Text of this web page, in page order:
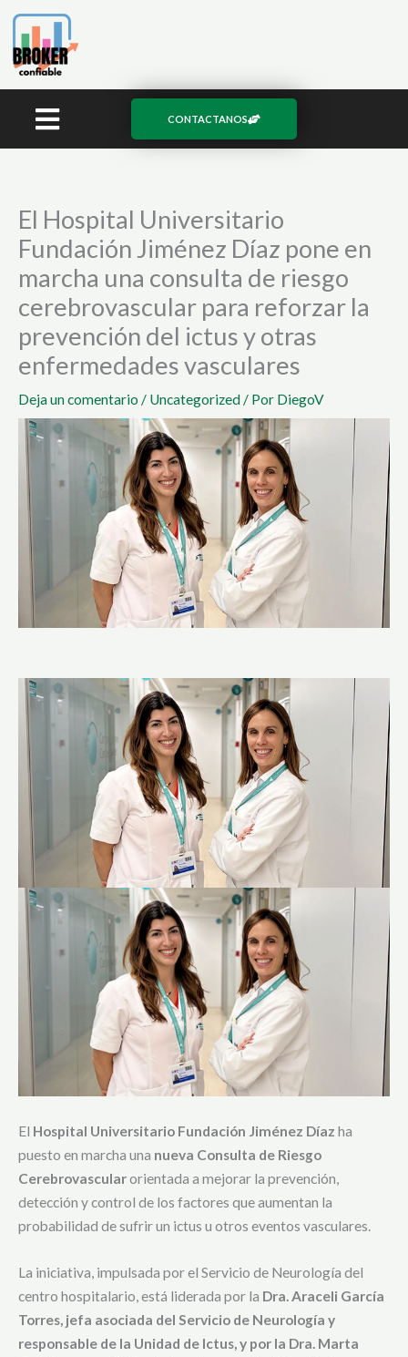
contenido
CONTACTANOS
El Hospital Universitario
Fundación Jiménez Díaz pone en
marcha una consulta de riesgo
cerebrovascular para reforzar la
prevención del ictus y otras
enfermedades vasculares
Deja un comentario / Uncategorized/ Por DiegoV
El Hospital Universitario Fundación Jiménez Díaz ha
puesto en marcha una nueva Consulta de Riesgo
Cerebrovascularorientada a mejorar la prevención,
detección y control de los factores que aumentan la
probabilidad de sufrir un ictus u otros eventos vasculares.
La iniciativa, impulsada por el Servicio de Neurología del
centro hospitalario, está liderada por la Dra. Araceli García
Torres, jefa asociada del Servicio de Neurología y
responsable de la Unidad de Ictus, y por la Dra. Marta